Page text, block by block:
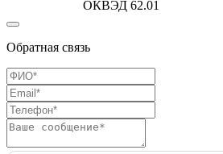
ОКВЭД 62.01
Обратная связь